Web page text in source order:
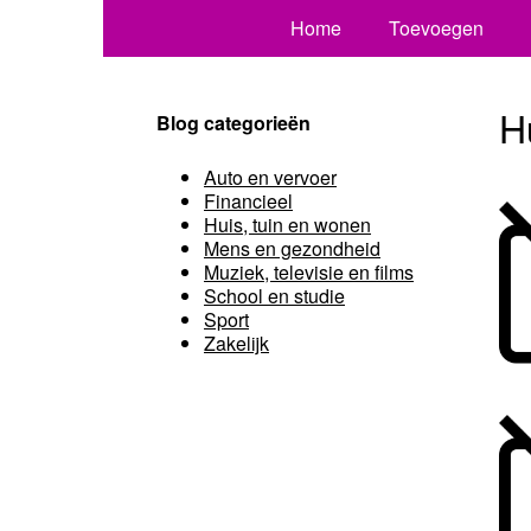
Home Toevoegen
Blog categorieën
Auto en vervoer
Financieel
Huis, tuin en wonen
Mens en gezondheid
Muziek, televisie en films
School en studie
Sport
Zakelijk